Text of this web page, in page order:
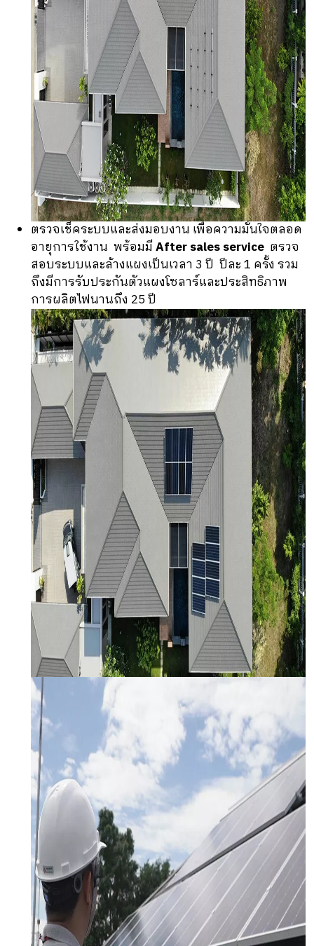
ตรวจเช็คระบบและส่งมอบงาน เพื่อความมั่นใจตลอด
อายุการใช้งาน พร้อมมีAfter sales service ตรวจ
สอบระบบและล้างแผงเป็นเวลา 3 ปี ปีละ 1 ครั้ง รวม
ถึงมีการรับประกันตัวแผงโซลาร์และประสิทธิภาพ
การผลิตไฟนานถึง 25 ปี